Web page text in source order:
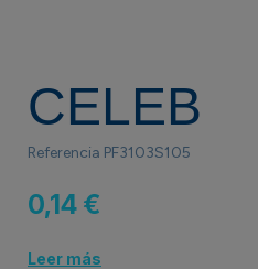
CELEB
Referencia PF3103S105
0,14 €
Leer más